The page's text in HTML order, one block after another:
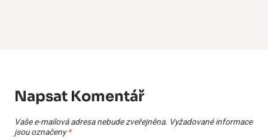
Napsat Komentář
Vaše e-mailová adresa nebude zveřejněna. Vyžadované informace
jsou označeny*